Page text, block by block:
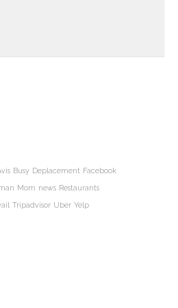
Busy Deplacement Facebook
Mom news Restaurants
Tripadvisor Uber Yelp